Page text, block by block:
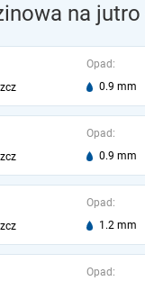
na jutro
Opad:
0.9 mm
Opad:
0.9 mm
Opad:
1.2 mm
Opad: